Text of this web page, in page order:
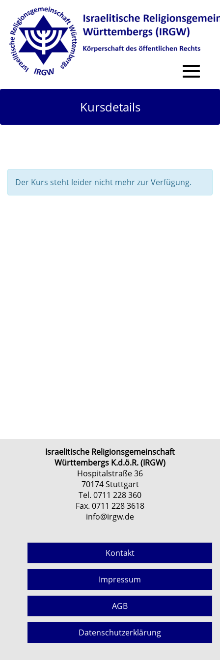
Toggle
Kursdetails
Der Kurs steht leider nicht mehr zur Verfügung.
Israelitische Religionsgemeinschaft
Württembergs K.d.ö.R. (IRGW)
Hospitalstraße 36
70174 Stuttgart
Tel. 0711 228 360
Fax. 0711 228 3618
info@irgw.de
Kontakt
Impressum
AGB
Datenschutzerklärung